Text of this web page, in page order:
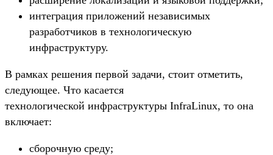
интеграция приложений независимых
разработчиков в технологическую
инфраструктуру.
В рамках решения первой задачи, стоит отметить,
следующее. Что касается
технологической инфраструктуры InfraLinux, то она
включает:
сборочную среду;